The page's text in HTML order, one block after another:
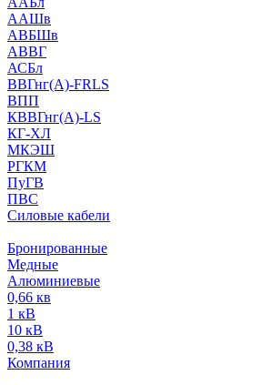
ААШв
АВБШв
АВВГ
АСБл
ВВГнг(А)-FRLS
ВПП
КВВГнг(А)-LS
КГ-ХЛ
МКЭШ
РГКМ
ПуГВ
ПВС
Силовые кабели
Бронированные
Медные
Алюминиевые
0,66 кв
1 кВ
10 кВ
0,38 кВ
Компания